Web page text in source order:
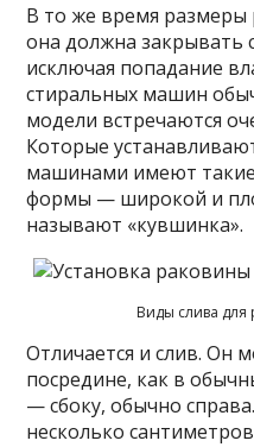
В то же время
она должна
исключая попадание
стиральных машин
модели встречаются
Которые
машинами имеют
формы — широкой и
называют «кувшинка».
Виды слива
Отличается и слив. Он
посредине, как в
— сбоку, обычно
несколько